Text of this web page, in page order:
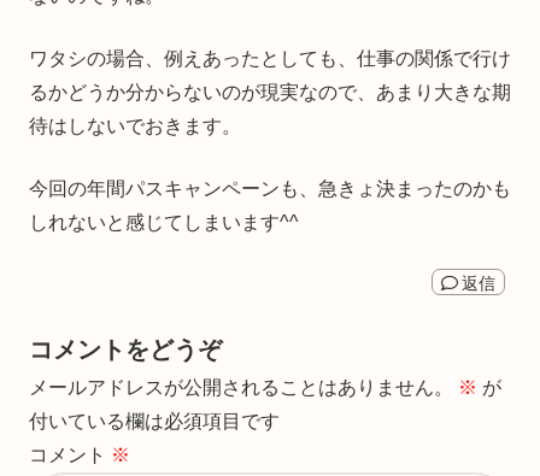
ワタシの場合、例えあったとしても、仕事の関係で行け
るかどうか分からないのが現実なので、あまり大きな期
待はしないでおきます。
今回の年間パスキャンペーンも、急きょ決まったのかも
しれないと感じてしまいます^^
返信
コメントをどうぞ
メールアドレスが公開されることはありません。 ※ が
付いている欄は必須項目です
コメント ※